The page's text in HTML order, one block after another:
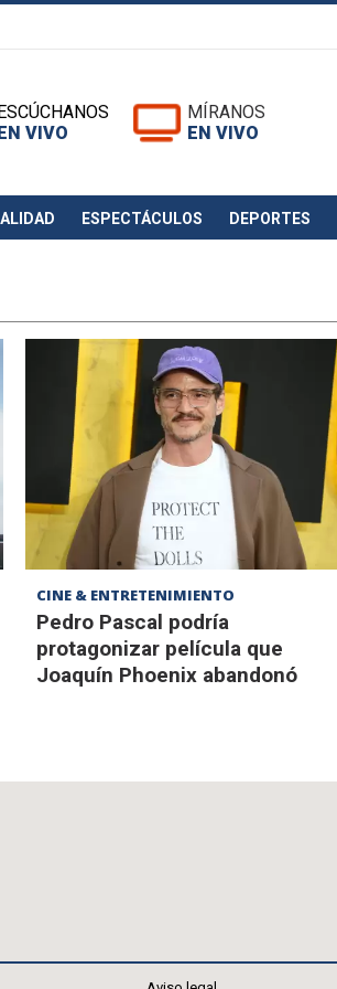
VIVO
MÍRANOS
EN VIVO
ESPECTÁCULOS DEPORTES
CINE & ENTRETENIMIENTO
Pedro Pascal podría
protagonizar película que
Joaquín Phoenix abandonó